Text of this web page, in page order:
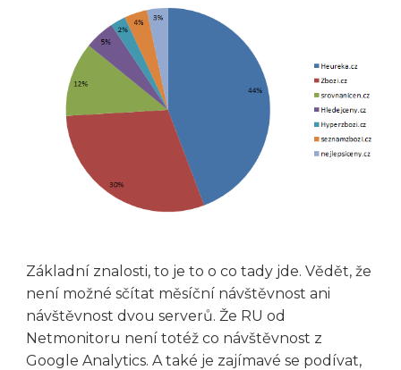
Základní znalosti, to je to o co tady jde. Vědět, že
není možné sčítat měsíční návštěvnost ani
návštěvnost dvou serverů. Že RU od
Netmonitoru není totéž co návštěvnost z
Google Analytics. A také je zajímavé se podívat,